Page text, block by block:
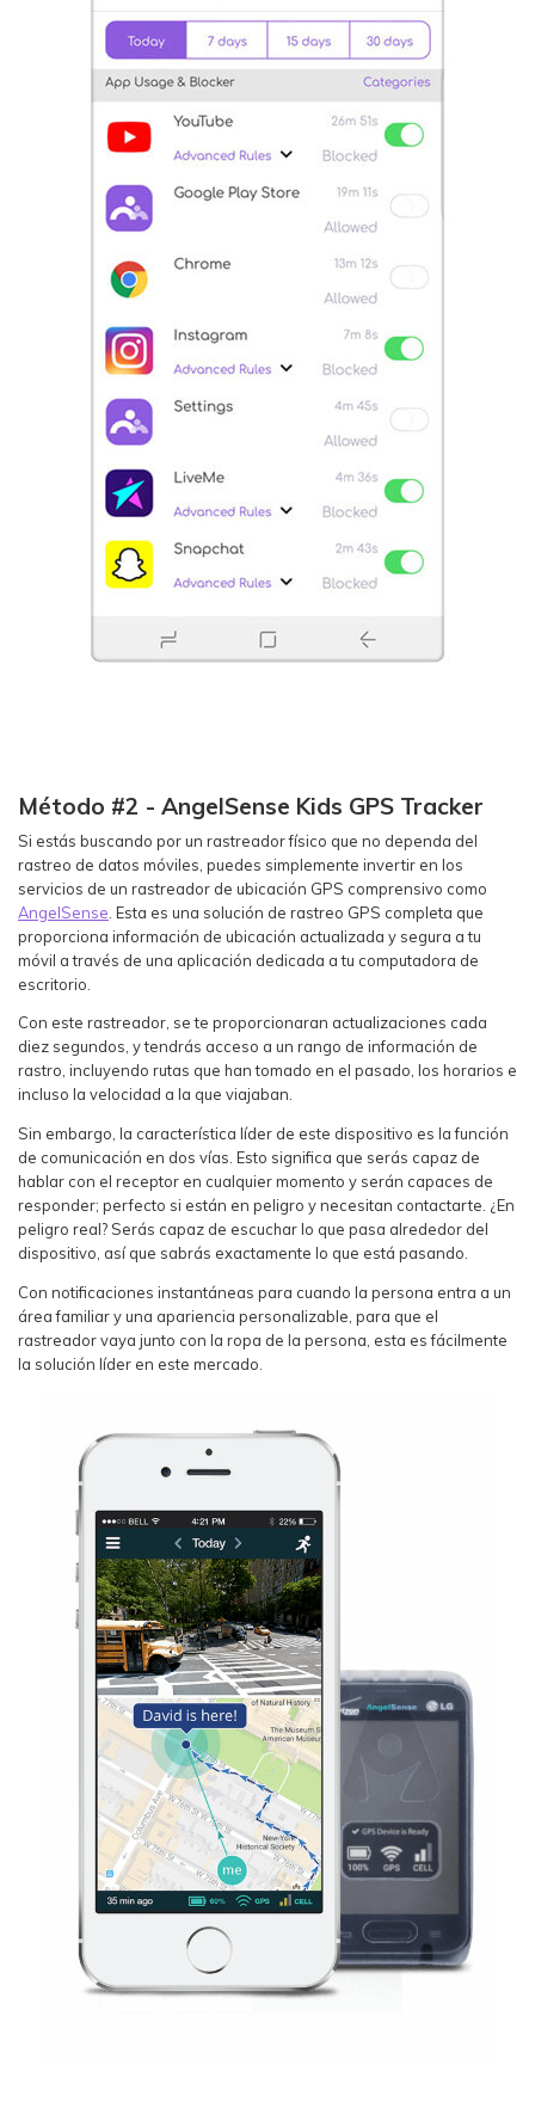
Método #2 - AngelSense Kids GPS Tracker
Si estás buscando por un rastreador físico que no dependa del
rastreo de datos móviles, puedes simplemente invertir en los
servicios de un rastreador de ubicación GPS comprensivo como
AngelSense . Esta es una solución de rastreo GPS completa que
proporciona información de ubicación actualizada y segura a tu
móvil a través de una aplicación dedicada a tu computadora de
escritorio.
Con este rastreador, se te proporcionaran actualizaciones cada
diez segundos, y tendrás acceso a un rango de información de
rastro, incluyendo rutas que han tomado en el pasado, los horarios e
incluso la velocidad a la que viajaban.
Sin embargo, la característica líder de este dispositivo es la función
de comunicación en dos vías. Esto significa que serás capaz de
hablar con el receptor en cualquier momento y serán capaces de
responder; perfecto si están en peligro y necesitan contactarte. ¿En
peligro real? Serás capaz de escuchar lo que pasa alrededor del
dispositivo, así que sabrás exactamente lo que está pasando.
Con notificaciones instantáneas para cuando la persona entra a un
área familiar y una apariencia personalizable, para que el
rastreador vaya junto con la ropa de la persona, esta es fácilmente
la solución líder en este mercado.